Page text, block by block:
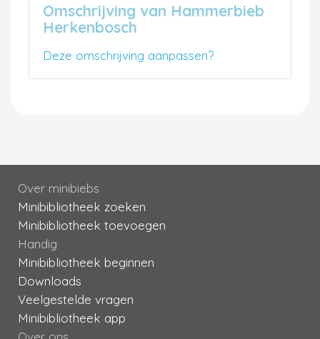
Omschrijving van Hammerbieb
Herkenbosch
Deze omschrijving aanpassen?
Over minibiebs
Minibibliotheek zoeken
Minibibliotheek toevoegen
Handig
Minibibliotheek beginnen
Downloads
Veelgestelde vragen
Minibibliotheek app